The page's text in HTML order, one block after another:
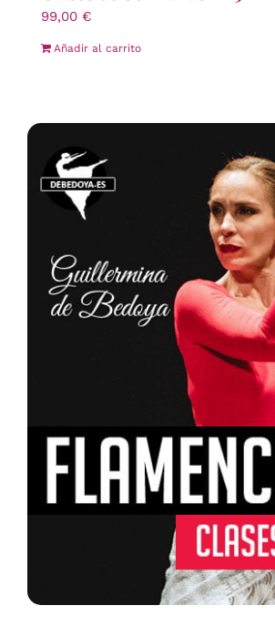
99,00 €
Añadir al carrito